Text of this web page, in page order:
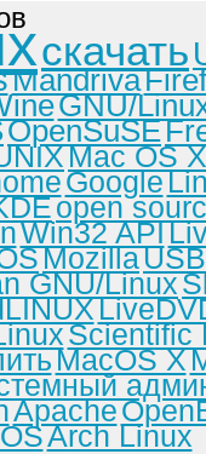
скачать
Mandriva
GNU/
OpenSuSE
Mac OS X
Google
open
Win32 API
MozillaUSB
GNU/Linux
Scientific
MacOS X
Apache
OSArch Linux